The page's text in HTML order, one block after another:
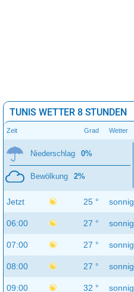
TUNIS WETTER 8 STUNDEN
Zeit Grad Wetter
Niederschlag 0%
Bewölkung 2%
Jetzt 25 ° sonnig
06:00 27 ° sonnig
07:00 27 ° sonnig
08:00 27 ° sonnig
09:00 32 ° sonnig